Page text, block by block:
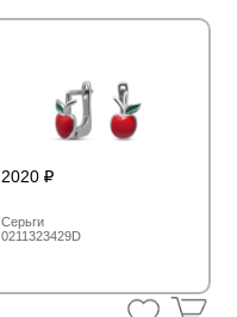
2020
Серьги
0211323429D